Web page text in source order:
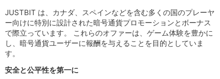
JUSTBIT は、カナダ、スペインなどを含む多くの国のプレーヤ
ー向けに特別に設計された暗号通貨プロモーションとボーナス
で際立っています。 これらのオファーは、ゲーム体験を豊かに
し、暗号通貨ユーザーに報酬を与えることを目的としていま
す。
安全と公平性を第一に